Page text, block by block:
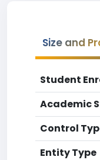
Size and
Student
Academic
Control
Entity Type